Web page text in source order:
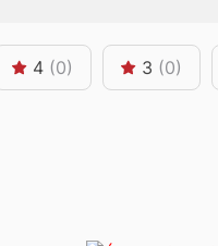
4 (0) 3 (0)